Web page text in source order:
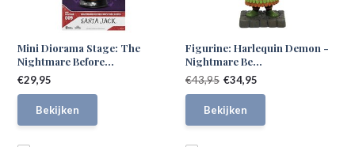
Mini Diorama Stage: The
Nightmare Before...
€29,95
Bekijken
Figurine: Harlequin Demon -
Nightmare Be...
€43,95 €34,95
Bekijken